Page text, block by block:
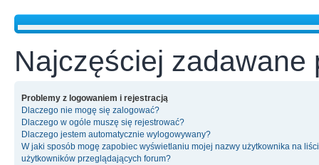
Najczęściej zadawane
Problemy z logowaniem i rejestracją
Dlaczego nie mogę się zalogować?
Dlaczego w ogóle muszę się rejestrować?
Dlaczego jestem automatycznie wylogowywany?
W jaki sposób mogę zapobiec wyświetlaniu mojej nazwy użytkownika na
użytkowników przeglądających forum?